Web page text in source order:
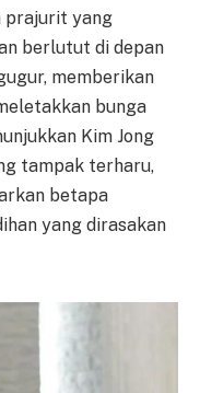
prajurit yang
berlutut di depan
memberikan
bunga
Kim Jong
tampak terharu,
betapa
yang dirasakan